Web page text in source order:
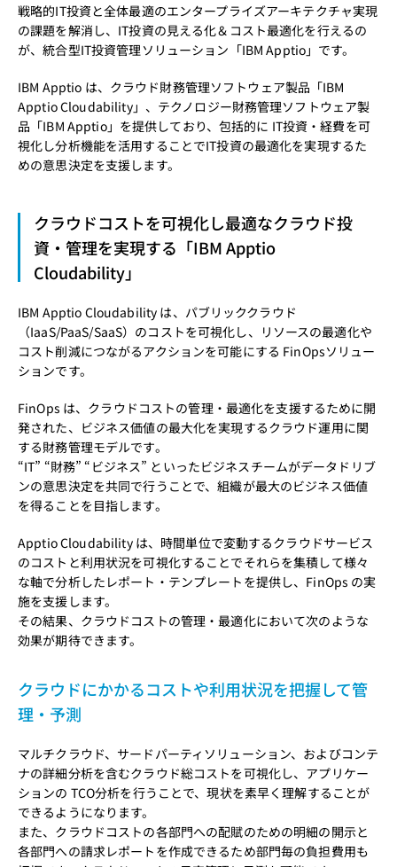
戦略的IT投資と全体最適のエンタープライズアーキテクチャ実現
の課題を解消し、IT投資の見える化＆コスト最適化を行えるの
が、統合型IT投資管理ソリューション「IBM Apptio」です。
IBM Apptio は、クラウド財務管理ソフトウェア製品「IBM
Apptio Cloudability」、テクノロジー財務管理ソフトウェア製
品「IBM Apptio」を提供しており、包括的に IT投資・経費を可
視化し分析機能を活用することでIT投資の最適化を実現するた
めの意思決定を支援します。
クラウドコストを可視化し最適なクラウド投
資・管理を実現する「IBM Apptio
Cloudability」
IBM Apptio Cloudability は、パブリッククラウド
（IaaS/PaaS/SaaS）のコストを可視化し、リソースの最適化や
コスト削減につながるアクションを可能にする FinOpsソリュー
ションです。
FinOps は、クラウドコストの管理・最適化を支援するために開
発された、ビジネス価値の最大化を実現するクラウド運用に関
する財務管理モデルです。
“IT” “財務” “ビジネス” といったビジネスチームがデータドリブ
ンの意思決定を共同で行うことで、組織が最大のビジネス価値
を得ることを目指します。
Apptio Cloudability は、時間単位で変動するクラウドサービス
のコストと利用状況を可視化することでそれらを集積して様々
な軸で分析したレポート・テンプレートを提供し、FinOps の実
施を支援します。
その結果、クラウドコストの管理・最適化において次のような
効果が期待できます。
クラウドにかかるコストや利用状況を把握して管
理・予測
マルチクラウド、サードパーティソリューション、およびコンテ
ナの詳細分析を含むクラウド総コストを可視化し、アプリケー
ションの TCO分析を行うことで、現状を素早く理解することが
できるようになります。
また、クラウドコストの各部門への配賦のための明細の開示と
各部門への請求レポートを作成できるため部門毎の負担費用も